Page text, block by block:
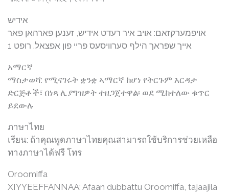
אידיש
אויפמערקזאם: אויב איר רעדט אידיש, זענען פארהאן פאר
אייך שפראך הילף סערוויסעס פריי פון אפצאל. רופט 1
አማርኛ
ማስታወሻ: የሚናገሩት ቋንቋ ኣማርኛ ከሆነ የትርጉም እርዳታ
ድርጅቶች፣ በነጻ ሊያግዝዎት ተዘጋጀተዋል፡ ወደ ሚከተለው ቁጥር
ይደውሉ
ภาษาไทย
เรียน: ถ้าคุณพูดภาษาไทยคุณสามารถใช้บริการช่วยเหลือ
ทางภาษาได้ฟรี โทร
Oroomiffa
XIYYEEFFANNAA: Afaan dubbattu Oroomiffa, tajaajila